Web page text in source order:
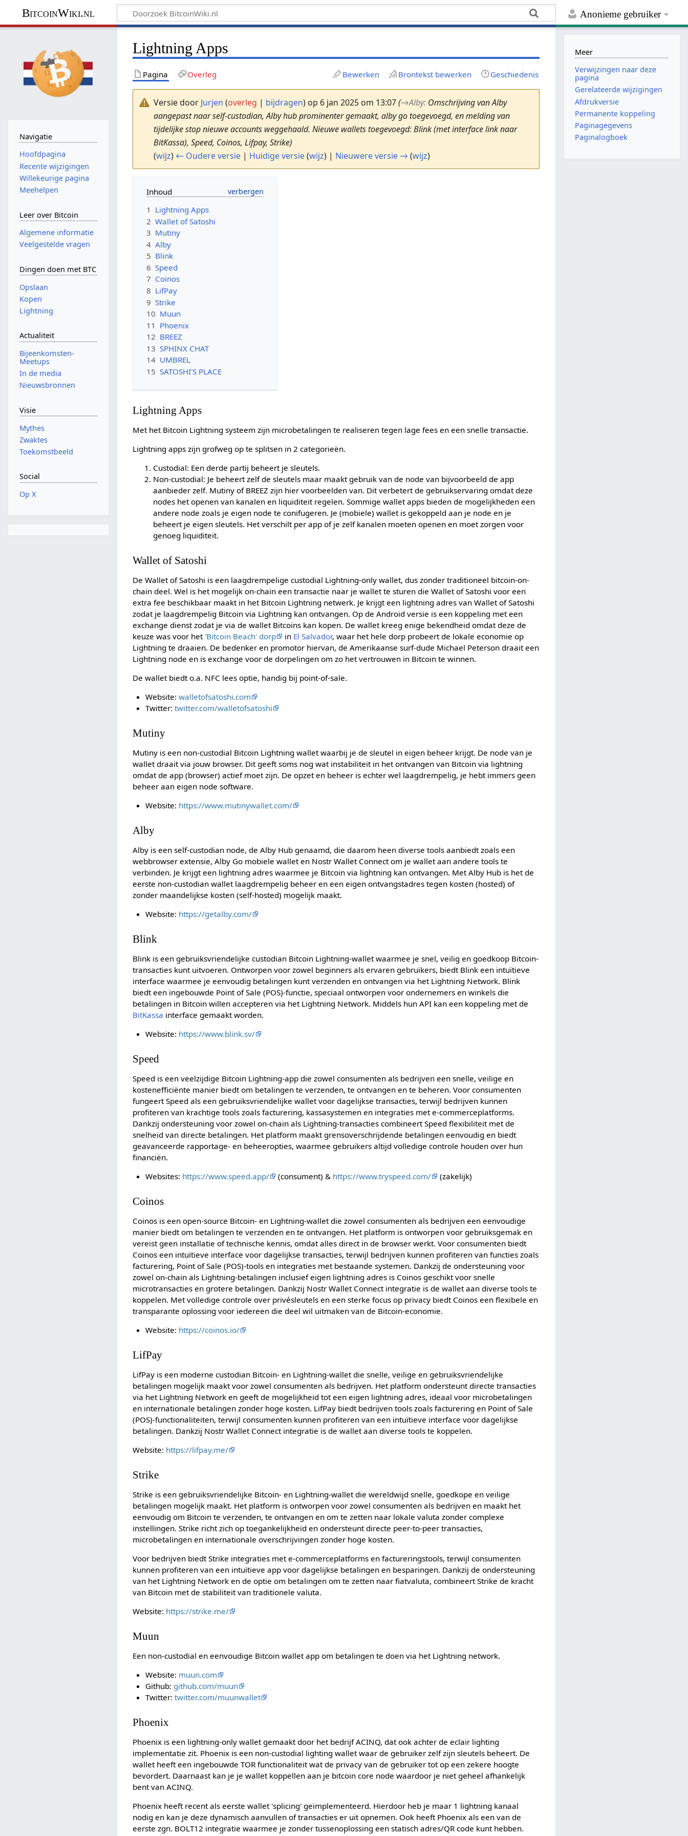
Anonieme gebruiker
BitcoinWiki.nl
Lightning Apps
Pagina Overleg Bewerken Brontekst bewerken Geschiedenis
Versie door Jurjen (overleg | bijdragen) op 6 jan 2025 om 13:07(→Alby: Omschrijving van Alby
aangepast naar self-custodian, Alby hub prominenter gemaakt, alby go toegevoegd, en melding van
tijdelijke stop nieuwe accounts weggehaald. Nieuwe wallets toegevoegd: Blink (met interface link naar
BitKassa), Speed, Coinos, Lifpay, Strike)
(wijz) ← Oudere versie | Huidige versie(wijz) | Nieuwere versie → (wijz)
Inhoud
1 Lightning Apps
2 Wallet of Satoshi
3 Mutiny
4 Alby
5 Blink
6 Speed
7 Coinos
8 LifPay
9 Strike
10 Muun
11 Phoenix
12 BREEZ
13 SPHINX CHAT
14 UMBREL
15 SATOSHI'S PLACE
Lightning Apps
Met het Bitcoin Lightning systeem zijn microbetalingen te realiseren tegen lage fees en een snelle transactie.
Lightning apps zijn grofweg op te splitsen in 2 categorieën.
Custodial: Een derde partij beheert je sleutels.
Non-custodial: Je beheert zelf de sleutels maar maakt gebruik van de node van bijvoorbeeld de app
aanbieder zelf. Mutiny of BREEZ zijn hier voorbeelden van. Dit verbetert de gebruikservaring omdat deze
nodes het openen van kanalen en liquiditeit regelen. Sommige wallet apps bieden de mogelijkheden een
andere node zoals je eigen node te conifugeren. Je (mobiele) wallet is gekoppeld aan je node en je
beheert je eigen sleutels. Het verschilt per app of je zelf kanalen moeten openen en moet zorgen voor
genoeg liquiditeit.
Wallet of Satoshi
De Wallet of Satoshi is een laagdrempelige custodial Lightning-only wallet, dus zonder traditioneel bitcoin-on-
chain deel. Wel is het mogelijk on-chain een transactie naar je wallet te sturen die Wallet of Satoshi voor een
extra fee beschikbaar maakt in het Bitcoin Lightning netwerk. Je krijgt een lightning adres van Wallet of Satoshi
zodat je laagdrempelig Bitcoin via Lightning kan ontvangen. Op de Android versie is een koppeling met een
exchange dienst zodat je via de wallet Bitcoins kan kopen. De wallet kreeg enige bekendheid omdat deze de
keuze was voor het 'Bitcoin Beach' dorp in El Salvador, waar het hele dorp probeert de lokale economie op
Lightning te draaien. De bedenker en promotor hiervan, de Amerikaanse surf-dude Michael Peterson draait een
Lightning node en is exchange voor de dorpelingen om zo het vertrouwen in Bitcoin te winnen.
De wallet biedt o.a. NFC lees optie, handig bij point-of-sale.
Website: walletofsatoshi.com
Twitter: twitter.com/walletofsatoshi
Mutiny
Mutiny is een non-custodial Bitcoin Lightning wallet waarbij je de sleutel in eigen beheer krijgt. De node van je
wallet draait via jouw browser. Dit geeft soms nog wat instabiliteit in het ontvangen van Bitcoin via lightning
omdat de app (browser) actief moet zijn. De opzet en beheer is echter wel laagdrempelig, je hebt immers geen
beheer aan eigen node software.
Website: https://www.mutinywallet.com/
Alby
Alby is een self-custodian node, de Alby Hub genaamd, die daarom heen diverse tools aanbiedt zoals een
webbrowser extensie, Alby Go mobiele wallet en Nostr Wallet Connect om je wallet aan andere tools te
verbinden. Je krijgt een lightning adres waarmee je Bitcoin via lightning kan ontvangen. Met Alby Hub is het de
eerste non-custodian wallet laagdrempelig beheer en een eigen ontvangstadres tegen kosten (hosted) of
zonder maandelijkse kosten (self-hosted) mogelijk maakt.
Website: https://getalby.com/
Blink
Blink is een gebruiksvriendelijke custodian Bitcoin Lightning-wallet waarmee je snel, veilig en goedkoop Bitcoin-
transacties kunt uitvoeren. Ontworpen voor zowel beginners als ervaren gebruikers, biedt Blink een intuïtieve
interface waarmee je eenvoudig betalingen kunt verzenden en ontvangen via het Lightning Network. Blink
biedt een ingebouwde Point of Sale (POS)-functie, speciaal ontworpen voor ondernemers en winkels die
betalingen in Bitcoin willen accepteren via het Lightning Network. Middels hun API kan een koppeling met de
BitKassa interface gemaakt worden.
Website: https://www.blink.sv/
Speed
Speed is een veelzijdige Bitcoin Lightning-app die zowel consumenten als bedrijven een snelle, veilige en
kostenefficiënte manier biedt om betalingen te verzenden, te ontvangen en te beheren. Voor consumenten
fungeert Speed als een gebruiksvriendelijke wallet voor dagelijkse transacties, terwijl bedrijven kunnen
profiteren van krachtige tools zoals facturering, kassasystemen en integraties met e-commerceplatforms.
Dankzij ondersteuning voor zowel on-chain als Lightning-transacties combineert Speed flexibiliteit met de
snelheid van directe betalingen. Het platform maakt grensoverschrijdende betalingen eenvoudig en biedt
geavanceerde rapportage- en beheeropties, waarmee gebruikers altijd volledige controle houden over hun
financiën.
Websites: https://www.speed.app/ (consument) & https://www.tryspeed.com/ (zakelijk)
Coinos
Coinos is een open-source Bitcoin- en Lightning-wallet die zowel consumenten als bedrijven een eenvoudige
manier biedt om betalingen te verzenden en te ontvangen. Het platform is ontworpen voor gebruiksgemak en
vereist geen installatie of technische kennis, omdat alles direct in de browser werkt. Voor consumenten biedt
Coinos een intuïtieve interface voor dagelijkse transacties, terwijl bedrijven kunnen profiteren van functies zoals
facturering, Point of Sale (POS)-tools en integraties met bestaande systemen. Dankzij de ondersteuning voor
zowel on-chain als Lightning-betalingen inclusief eigen lightning adres is Coinos geschikt voor snelle
microtransacties en grotere betalingen. Dankzij Nostr Wallet Connect integratie is de wallet aan diverse tools te
koppelen. Met volledige controle over privésleutels en een sterke focus op privacy biedt Coinos een flexibele en
transparante oplossing voor iedereen die deel wil uitmaken van de Bitcoin-economie.
Website: https://coinos.io/
LifPay
LifPay is een moderne custodian Bitcoin- en Lightning-wallet die snelle, veilige en gebruiksvriendelijke
betalingen mogelijk maakt voor zowel consumenten als bedrijven. Het platform ondersteunt directe transacties
via het Lightning Network en geeft de mogelijkheid tot een eigen lightning adres, ideaal voor microbetalingen
en internationale betalingen zonder hoge kosten. LifPay biedt bedrijven tools zoals facturering en Point of Sale
(POS)-functionaliteiten, terwijl consumenten kunnen profiteren van een intuïtieve interface voor dagelijkse
betalingen. Dankzij Nostr Wallet Connect integratie is de wallet aan diverse tools te koppelen.
Website: https://lifpay.me/
Strike
Strike is een gebruiksvriendelijke Bitcoin- en Lightning-wallet die wereldwijd snelle, goedkope en veilige
betalingen mogelijk maakt. Het platform is ontworpen voor zowel consumenten als bedrijven en maakt het
eenvoudig om Bitcoin te verzenden, te ontvangen en om te zetten naar lokale valuta zonder complexe
instellingen. Strike richt zich op toegankelijkheid en ondersteunt directe peer-to-peer transacties,
microbetalingen en internationale overschrijvingen zonder hoge kosten.
Voor bedrijven biedt Strike integraties met e-commerceplatforms en factureringstools, terwijl consumenten
kunnen profiteren van een intuïtieve app voor dagelijkse betalingen en besparingen. Dankzij de ondersteuning
van het Lightning Network en de optie om betalingen om te zetten naar fiatvaluta, combineert Strike de kracht
van Bitcoin met de stabiliteit van traditionele valuta.
Website: https://strike.me/
Muun
Een non-custodial en eenvoudige Bitcoin wallet app om betalingen te doen via het Lightning network.
Website: muun.com
Github: github.com/muun
Twitter: twitter.com/muunwallet
Phoenix
Phoenix is een lightning-only wallet gemaakt door het bedrijf ACINQ, dat ook achter de eclair lighting
implementatie zit. Phoenix is een non-custodial lighting wallet waar de gebruiker zelf zijn sleutels beheert. De
wallet heeft een ingebouwde TOR functionaliteit wat de privacy van de gebruiker tot op een zekere hoogte
bevordert. Daarnaast kan je je wallet koppellen aan je bitcoin core node waardoor je niet geheel afhankelijk
bent van ACINQ.
Phoenix heeft recent als eerste wallet 'splicing' geïmplementeerd. Hierdoor heb je maar 1 lightning kanaal
nodig en kan je deze dynamisch aanvullen of transacties er uit opnemen. Ook heeft Phoenix als een van de
eerste zgn. BOLT12 integratie waarmee je zonder tussenoplossing een statisch adres/QR code kunt hebben.
Navigatie
Hoofdpagina
Recente wijzigingen
Willekeurige pagina
Meehelpen
Leer over Bitcoin
Algemene informatie
Veelgestelde vragen
Dingen doen met BTC
Opslaan
Kopen
Lightning
Actualiteit
Bijeenkomsten-
Meetups
In de media
Nieuwsbronnen
Visie
Mythes
Zwaktes
Toekomstbeeld
Social
Op X
Meer
Verwijzingen naar deze
pagina
Gerelateerde wijzigingen
Afdrukversie
Permanente koppeling
Paginagegevens
Paginalogboek